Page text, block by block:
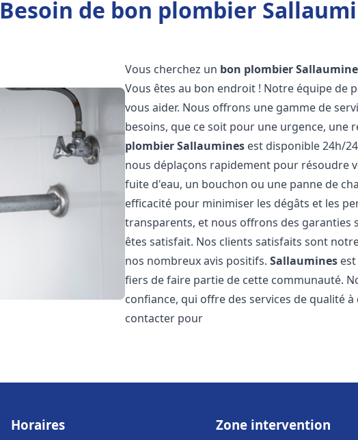
Besoin de bon plombier
Vous cherchez un bon plombier
Vous êtes au bon endroit ! Notre équipe de
vous aider. Nous offrons une gamme de
besoins, que ce soit pour une urgence,
plombierSallaumines est disponible 24h/
nous déplaçons rapidement pour résoudre
fuite d'eau, un bouchon ou une panne de
efficacité pour minimiser les dégâts et les
transparents, et nous offrons des garanties
êtes satisfait. Nos clients satisfaits sont
nos nombreux avis positifs.Sallaumines
fiers de faire partie de cette communauté.
confiance, qui offre des services de qualité
contacter pour
Horaires Zone intervention